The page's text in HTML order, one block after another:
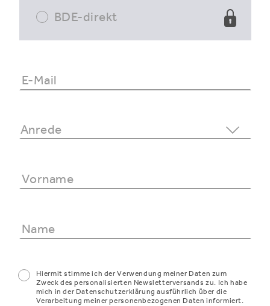
BDE-direkt
Hiermit stimme ich der Verwendung meiner Daten zum
Zweck des personalisierten Newsletterversands zu. Ich habe
mich in der Datenschutzerklärung ausführlich über die
Verarbeitung meiner personenbezogenen Daten informiert.